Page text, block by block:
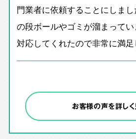
門業者に依頼することにしま
の段ボールやゴミが溜まって
対応してくれたので非常に満足
お客様の声を詳し